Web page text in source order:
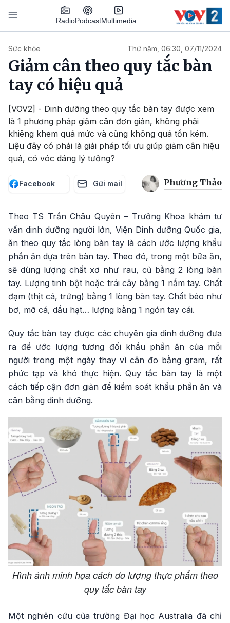
Nhảy đến nội dung
RadioPodcastMultimedia
Sức khỏe Thứ năm, 06:30, 07/11/2024
Giảm cân theo quy tắc bàn
tay có hiệu quả
[VOV2] - Dinh dưỡng theo quy tắc bàn tay được xem
là 1 phương pháp giảm cân đơn giản, không phải
khiêng khem quá mức và cũng không quá tốn kém.
Liệu đây có phải là giải pháp tối ưu giúp giảm cân hiệu
quả, có vóc dáng lý tưởng?
Facebook Gửi mail Phương Thảo
Theo TS Trần Châu Quyên – Trưởng Khoa khám tư
vấn dinh dưỡng người lớn, Viện Dinh dưỡng Quốc gia,
ăn theo quy tắc lòng bàn tay là cách ước lượng khẩu
phần ăn dựa trên bàn tay. Theo đó, trong một bữa ăn,
sẽ dùng lượng chất xơ như rau, củ bằng 2 lòng bàn
tay. Lượng tinh bột hoặc trái cây bằng 1 nắm tay. Chất
đạm (thịt cá, trứng) bằng 1 lòng bàn tay. Chất béo như
bơ, mỡ cá, dầu hạt… lượng bằng 1 ngón tay cái.
Quy tắc bàn tay được các chuyên gia dinh dưỡng đưa
ra để ước lượng tương đối khẩu phần ăn của mỗi
người trong một ngày thay vì cân đo bằng gram, rất
phức tạp và khó thực hiện. Quy tắc bàn tay là một
cách tiếp cận đơn giản để kiểm soát khẩu phần ăn và
cân bằng dinh dưỡng.
Hình ảnh minh họa cách đo lượng thực phẩm theo
quy tắc bàn tay
Một nghiên cứu của trường Đại học Australia đã chỉ